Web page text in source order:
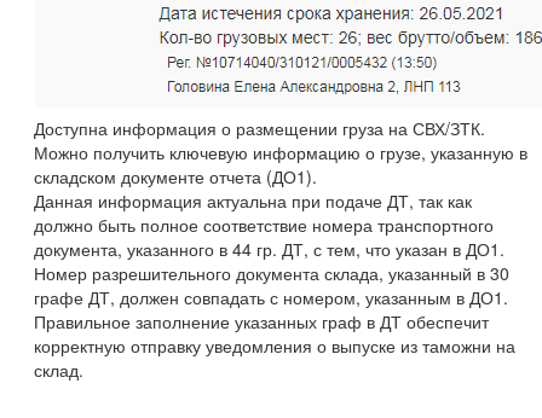
Доступна информация о размещении груза на СВХ/ЗТК.
Можно получить ключевую информацию о грузе, указанную в
складском документе отчета (ДО1).
Данная информация актуальна при подаче ДТ, так как
должно быть полное соответствие номера транспортного
документа, указанного в 44 гр. ДТ, с тем, что указан в ДО1.
Номер разрешительного документа склада, указанный в 30
графе ДТ, должен совпадать с номером, указанным в ДО1.
Правильное заполнение указанных граф в ДТ обеспечит
корректную отправку уведомления о выпуске из таможни на
склад.